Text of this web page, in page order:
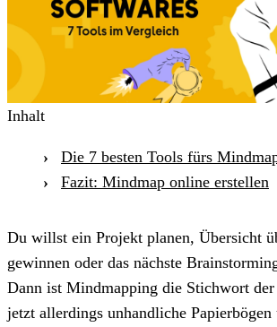
Inhalt
Die 7 besten Tools fürs
Fazit: Mindmap online erstellen
Du willst ein Projekt planen, Übersicht
gewinnen oder das nächste
Dann ist Mindmapping die Stichwort
jetzt allerdings unhandliche Papierbögen